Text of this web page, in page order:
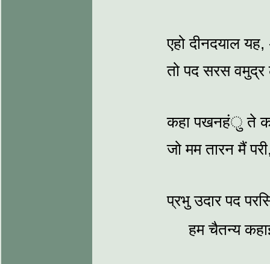
एहो दीनदयाल
तो पद सरस वमुद्र
कहा पखनहंु ते
जो मम तारन मैं
प्रभु उदार पद
हम चैतन्य